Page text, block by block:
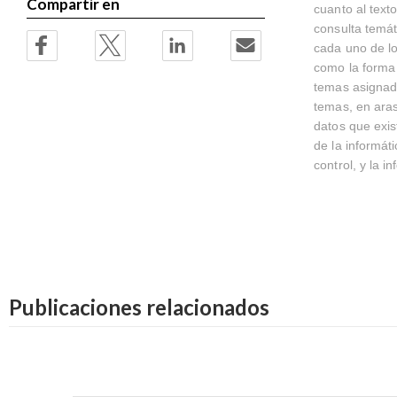
cuanto al
consulta
cada uno de
como la
temas
temas, en
datos que
de la
control, y la
Compartir en
Publicaciones relacionados